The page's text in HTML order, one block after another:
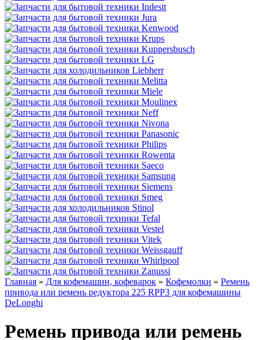
Главная » Для кофемашин, кофеварок » Кофемолки » Ремень
привода или ремень редуктора 225 RPP3 для кофемашины
DeLonghi
Ремень привода или ремень